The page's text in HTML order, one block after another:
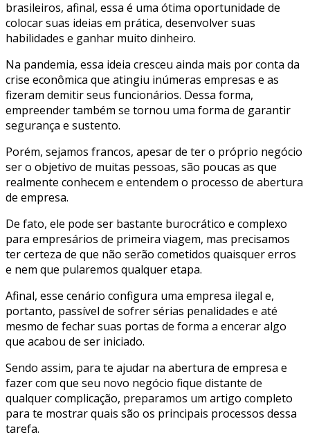
brasileiros, afinal, essa é uma ótima oportunidade de
colocar suas ideias em prática, desenvolver suas
habilidades e ganhar muito dinheiro.
Na pandemia, essa ideia cresceu ainda mais por conta da
crise econômica que atingiu inúmeras empresas e as
fizeram demitir seus funcionários. Dessa forma,
empreender também se tornou uma forma de garantir
segurança e sustento.
Porém, sejamos francos, apesar de ter o próprio negócio
ser o objetivo de muitas pessoas, são poucas as que
realmente conhecem e entendem o processo de abertura
de empresa.
De fato, ele pode ser bastante burocrático e complexo
para empresários de primeira viagem, mas precisamos
ter certeza de que não serão cometidos quaisquer erros
e nem que pularemos qualquer etapa.
Afinal, esse cenário configura uma empresa ilegal e,
portanto, passível de sofrer sérias penalidades e até
mesmo de fechar suas portas de forma a encerar algo
que acabou de ser iniciado.
Sendo assim, para te ajudar na abertura de empresa e
fazer com que seu novo negócio fique distante de
qualquer complicação, preparamos um artigo completo
para te mostrar quais são os principais processos dessa
tarefa.